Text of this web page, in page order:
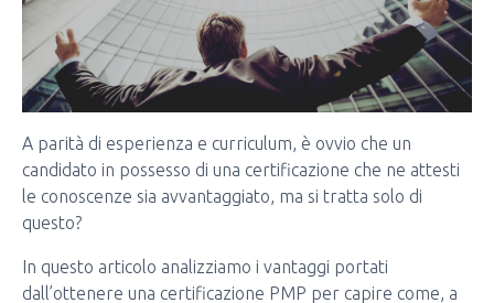
A parità di esperienza e curriculum, è ovvio che un
candidato in possesso di una certificazione che ne attesti
le conoscenze sia avvantaggiato, ma si tratta solo di
questo?
In questo articolo analizziamo i vantaggi portati
dall’ottenere una certificazione PMP per capire come, a